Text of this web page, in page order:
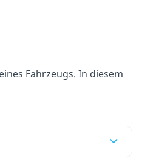
Fahrzeugs. In diesem